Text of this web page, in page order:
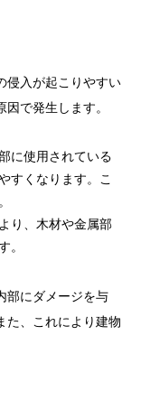
侵入が起こりやすい
で発生します。
に使用されている
すくなります。こ
り、木材や金属部
。
部にダメージを与
た、これにより建物